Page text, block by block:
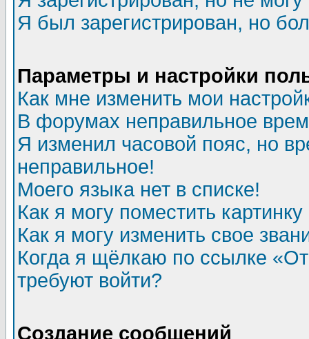
Я был зарегистрирован, но
Параметры и настройки
Как мне изменить мои
В форумах неправильное
Я изменил часовой пояс, но
неправильное!
Моего языка нет в списке!
Как я могу поместить
Как я могу изменить свое
Когда я щёлкаю по ссылке
требуют войти?
Создание сообщений